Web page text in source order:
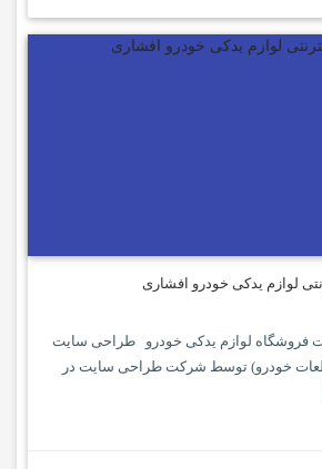
لوازم یدکی خودرو افشاری
فروشگاه لوازم یدکی خودرو طراحی سایت
خودرو) توسط شرکت طراحی سایت در